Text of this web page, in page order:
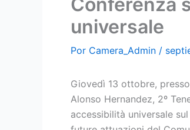
universale
Por Camera_Admin /
Giovedì 13 ottobre,
Alonso Hernandez, 2º
accessibilità universale